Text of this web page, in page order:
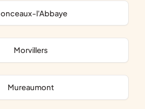
Monceaux-l'Abbaye
Morvillers
Mureaumont